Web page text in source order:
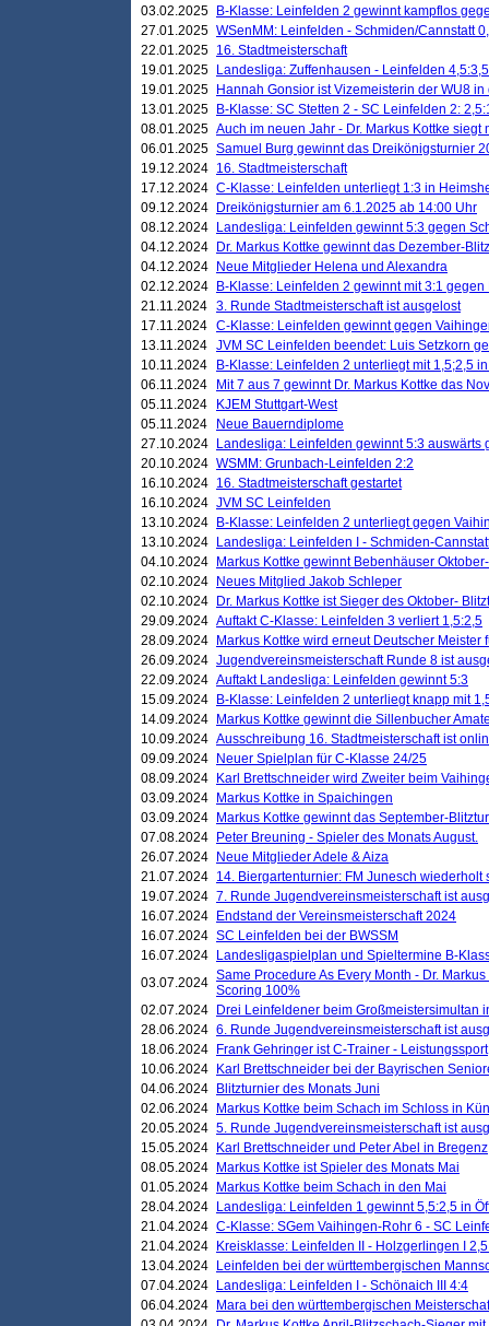
03.02.2025
B-Klasse: Leinfelden 2 gewinnt kampflos
27.01.2025 WSenMM: Leinfelden - Schmiden/Cannstatt
22.01.2025 16. Stadtmeisterschaft
19.01.2025
Landesliga: Zuffenhausen - Leinfelden 4,5:3,5
19.01.2025
Hannah Gonsior ist Vizemeisterin der WU8 in
13.01.2025
B-Klasse: SC Stetten 2 - SC Leinfelden 2:
08.01.2025 Auch im neuen Jahr - Dr. Markus Kottke
06.01.2025 Samuel Burg gewinnt das Dreikönigsturnier
19.12.2024 16. Stadtmeisterschaft
17.12.2024 C-Klasse: Leinfelden unterliegt 1:3 in
09.12.2024
Dreikönigsturnier am 6.1.2025 ab 14:00 Uhr
08.12.2024
Landesliga: Leinfelden gewinnt 5:3 gegen
04.12.2024
Dr. Markus Kottke gewinnt das Dezember-
04.12.2024
Neue Mitglieder Helena und Alexandra
02.12.2024
B-Klasse: Leinfelden 2 gewinnt mit 3:1
21.11.2024 3. Runde Stadtmeisterschaft ist ausgelost
17.11.2024 C-Klasse: Leinfelden gewinnt gegen
13.11.2024 JVM SC Leinfelden beendet: Luis Setzkorn
10.11.2024
B-Klasse: Leinfelden 2 unterliegt mit 1,5;2,5
06.11.2024
Mit 7 aus 7 gewinnt Dr. Markus Kottke das
05.11.2024
KJEM Stuttgart-West
05.11.2024
Neue Bauerndiplome
27.10.2024
Landesliga: Leinfelden gewinnt 5:3 auswärts
20.10.2024 WSMM: Grunbach-Leinfelden 2:2
16.10.2024 16. Stadtmeisterschaft gestartet
16.10.2024 JVM SC Leinfelden
13.10.2024
B-Klasse: Leinfelden 2 unterliegt gegen
13.10.2024
Landesliga: Leinfelden I - Schmiden-
04.10.2024
Markus Kottke gewinnt Bebenhäuser
02.10.2024
Neues Mitglied Jakob Schleper
02.10.2024
Dr. Markus Kottke ist Sieger des Oktober-
29.09.2024 Auftakt C-Klasse: Leinfelden 3 verliert 1,5:2,5
28.09.2024
Markus Kottke wird erneut Deutscher Meister
26.09.2024 Jugendvereinsmeisterschaft Runde 8 ist
22.09.2024 Auftakt Landesliga: Leinfelden gewinnt 5:3
15.09.2024
B-Klasse: Leinfelden 2 unterliegt knapp mit
14.09.2024
Markus Kottke gewinnt die Sillenbucher
10.09.2024 Ausschreibung 16. Stadtmeisterschaft ist
09.09.2024
Neuer Spielplan für C-Klasse 24/25
08.09.2024
Karl Brettschneider wird Zweiter beim
03.09.2024
Markus Kottke in Spaichingen
03.09.2024
Markus Kottke gewinnt das September-
07.08.2024
Peter Breuning - Spieler des Monats August.
26.07.2024
Neue Mitglieder Adele & Aiza
21.07.2024 14. Biergartenturnier: FM Junesch wiederholt
19.07.2024 7. Runde Jugendvereinsmeisterschaft ist
16.07.2024
Endstand der Vereinsmeisterschaft 2024
16.07.2024 SC Leinfelden bei der BWSSM
16.07.2024
Landesligaspielplan und Spieltermine B-
03.07.2024 Same Procedure As Every Month - Dr.
Scoring 100%
02.07.2024
Drei Leinfeldener beim Großmeistersimultan
28.06.2024 6. Runde Jugendvereinsmeisterschaft ist
18.06.2024
Frank Gehringer ist C-Trainer - Leistungssport
10.06.2024
Karl Brettschneider bei der Bayrischen
04.06.2024
Blitzturnier des Monats Juni
02.06.2024
Markus Kottke beim Schach im Schloss in
20.05.2024 5. Runde Jugendvereinsmeisterschaft ist
15.05.2024
Karl Brettschneider und Peter Abel in Bregenz
08.05.2024
Markus Kottke ist Spieler des Monats Mai
01.05.2024
Markus Kottke beim Schach in den Mai
28.04.2024
Landesliga: Leinfelden 1 gewinnt 5,5:2,5 in
21.04.2024 C-Klasse: SGem Vaihingen-Rohr 6 - SC
21.04.2024
Kreisklasse: Leinfelden II - Holzgerlingen I
13.04.2024
Leinfelden bei der württembergischen
07.04.2024
Landesliga: Leinfelden I - Schönaich III 4:4
06.04.2024
Mara bei den württembergischen